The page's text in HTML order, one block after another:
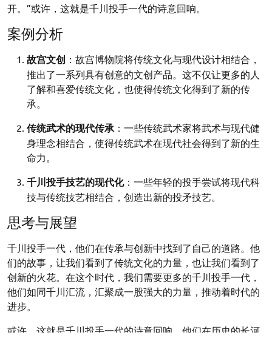
开。”或许，这就是千川投手一代的诗意回响。
案例分析
故宫文创 ：故宫博物院将传统文化与现代设计相结合，
推出了一系列具有创意的文创产品。这不仅让更多的人
了解和喜爱传统文化，也使得传统文化得到了新的传
承。
传统武术的现代传承 ：一些传统武术家将武术与现代健
身理念相结合，使得传统武术在现代社会得到了新的生
命力。
千川投手技艺的现代化：一些年轻的投手尝试将现代科
技与传统技艺相结合，创造出新的投矛技艺。
思考与展望
千川投手一代，他们在传承与创新中找到了自己的道路。他
们的故事，让我们看到了传统文化的力量，也让我们看到了
创新的火花。在这个时代，我们需要更多的千川投手一代，
他们如同千川汇流，汇聚成一股强大的力量，推动着时代的
进步。
或许，这就是千川投手一代的诗意回响。他们在历史的长河